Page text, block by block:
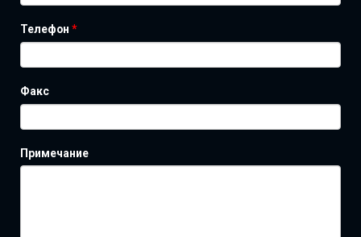
Телефон*
Факс
Примечание